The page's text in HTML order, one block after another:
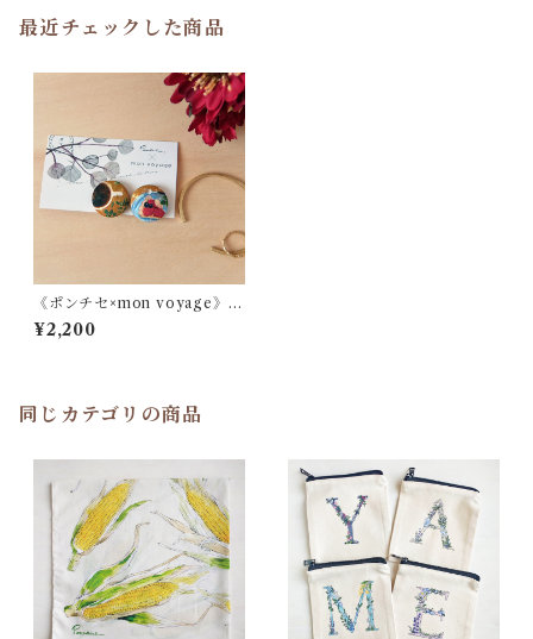
最近チェックした商品
《ポンチセ×mon voyage》コ
ーヒーとタルトのイヤリング/
ピアス
¥2,200
同じカテゴリの商品